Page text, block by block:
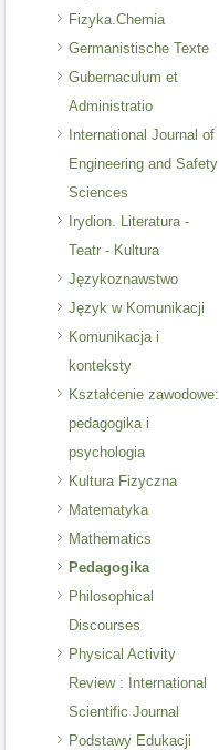
Fizyka.Chemia
Germanistische Texte
Gubernaculum et
Administratio
International Journal of
Engineering and Safety
Sciences
Irydion. Literatura -
Teatr - Kultura
Językoznawstwo
Język w Komunikacji
Komunikacja i
konteksty
Kształcenie zawodowe:
pedagogika i
psychologia
Kultura Fizyczna
Matematyka
Mathematics
Pedagogika
Philosophical
Discourses
Physical Activity
Review : International
Scientific Journal
Podstawy Edukacji